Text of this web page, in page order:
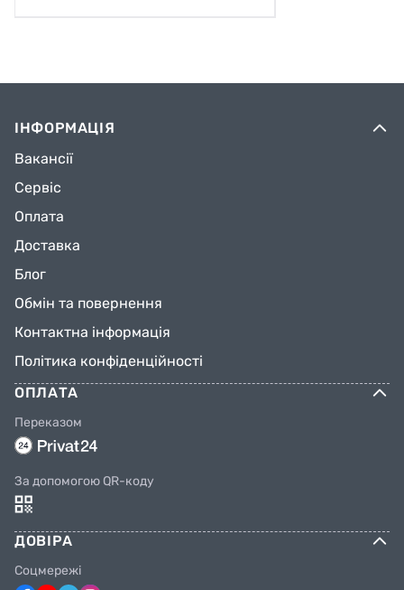
ІНФОРМАЦІЯ
Вакансії
Сервіс
Оплата
Доставка
Блог
Обмін та повернення
Контактна інформація
Політика конфіденційності
ОПЛАТА
Переказом
За допомогою QR-коду
ДОВІРА
Соцмережі